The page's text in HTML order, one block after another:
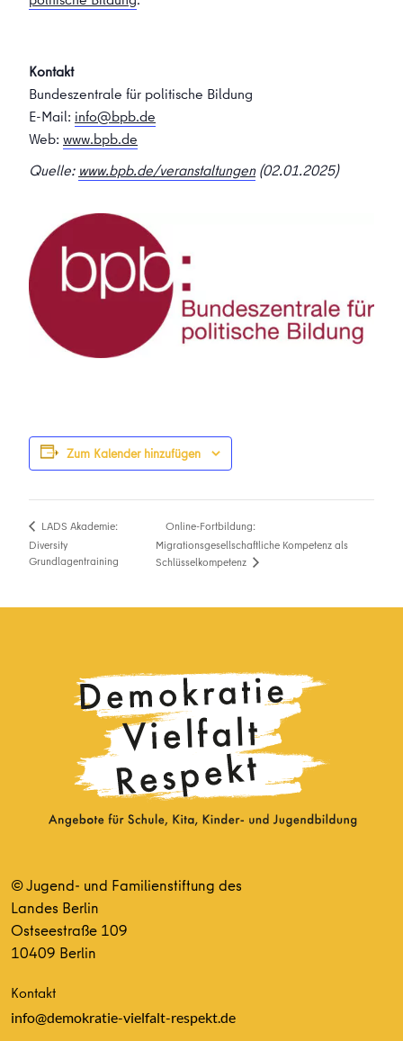
Kontakt
Bundeszentrale für politische Bildung
E-Mail: info@bpb.de
Web: www.bpb.de
Quelle: www.bpb.de/veranstaltungen(02.01.2025)
Zum Kalender hinzufügen
LADS Akademie:
Diversity
Grundlagentraining
Online-Fortbildung:
Migrationsgesellschaftliche Kompetenz als
Schlüsselkompetenz
© Jugend- und Familienstiftung des
Landes Berlin
Ostseestraße 109
10409 Berlin
Kontakt
info@demokratie-vielfalt-respekt.de